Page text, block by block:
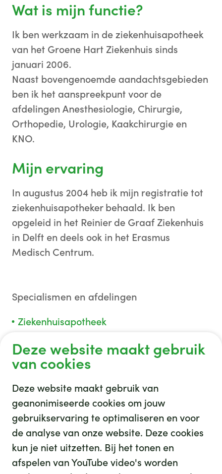
Wat is mijn functie?
Ik ben werkzaam in de ziekenhuisapotheek
van het Groene Hart Ziekenhuis sinds
januari 2006.
Naast bovengenoemde aandachtsgebieden
ben ik het aanspreekpunt voor de
afdelingen Anesthesiologie, Chirurgie,
Orthopedie, Urologie, Kaakchirurgie en
KNO.
Mijn ervaring
In augustus 2004 heb ik mijn registratie tot
ziekenhuisapotheker behaald. Ik ben
opgeleid in het Reinier de Graaf Ziekenhuis
in Delft en deels ook in het Erasmus
Medisch Centrum.
Specialismen en afdelingen
Ziekenhuisapotheek
Deze website maakt gebruik
van cookies
Deze website maakt gebruik van
geanonimiseerde cookies om jouw
gebruikservaring te optimaliseren en voor
de analyse van onze website. Deze cookies
kun je niet uitzetten. Bij het tonen en
afspelen van YouTube video's worden
GHZ